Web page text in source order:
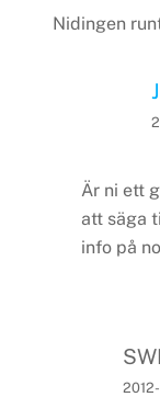
Nidingen
Är ni ett
att säga
info på